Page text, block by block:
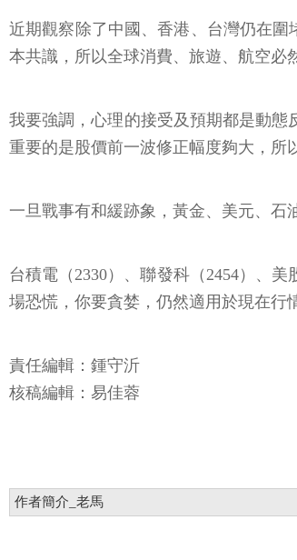
近期觀察除了中國、香港、台灣仍在
本共識，所以全球消費、旅遊、航空必
我要強調，心理的接受及預期都是動態
重要的是股價前一波修正幅度夠大，所
一旦戰事有和緩跡象，黃金、美元、石
台積電（2330）、聯發科（2454）、
場恐慌，你要貪婪，仍然適用於現在行
責任編輯：鍾守沂
核稿編輯：易佳蓉
作者簡介_老馬